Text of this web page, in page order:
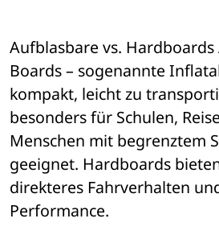
Aufblasbare vs. Hardboards
Boards – sogenannte
kompakt, leicht zu
besonders für Schulen,
Menschen mit begrenztem
geeignet. Hardboards
direkteres Fahrverhalten
Performance.